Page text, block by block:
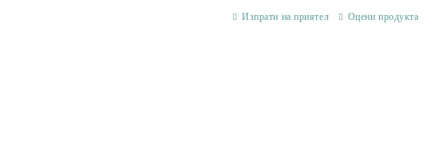
Изпрати на приятел Оцени продукта